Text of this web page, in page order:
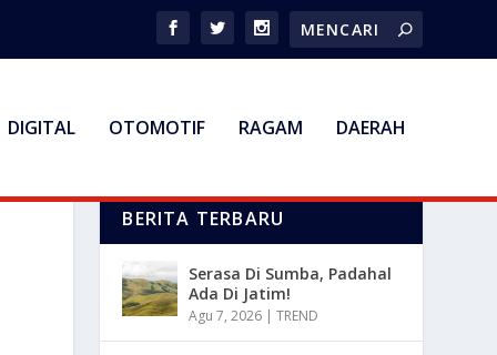
DIGITAL OTOMOTIF RAGAM DAERAH
BERITA TERBARU
Serasa Di Sumba, Padahal
Ada Di Jatim!
Agu 7, 2026 |TREND